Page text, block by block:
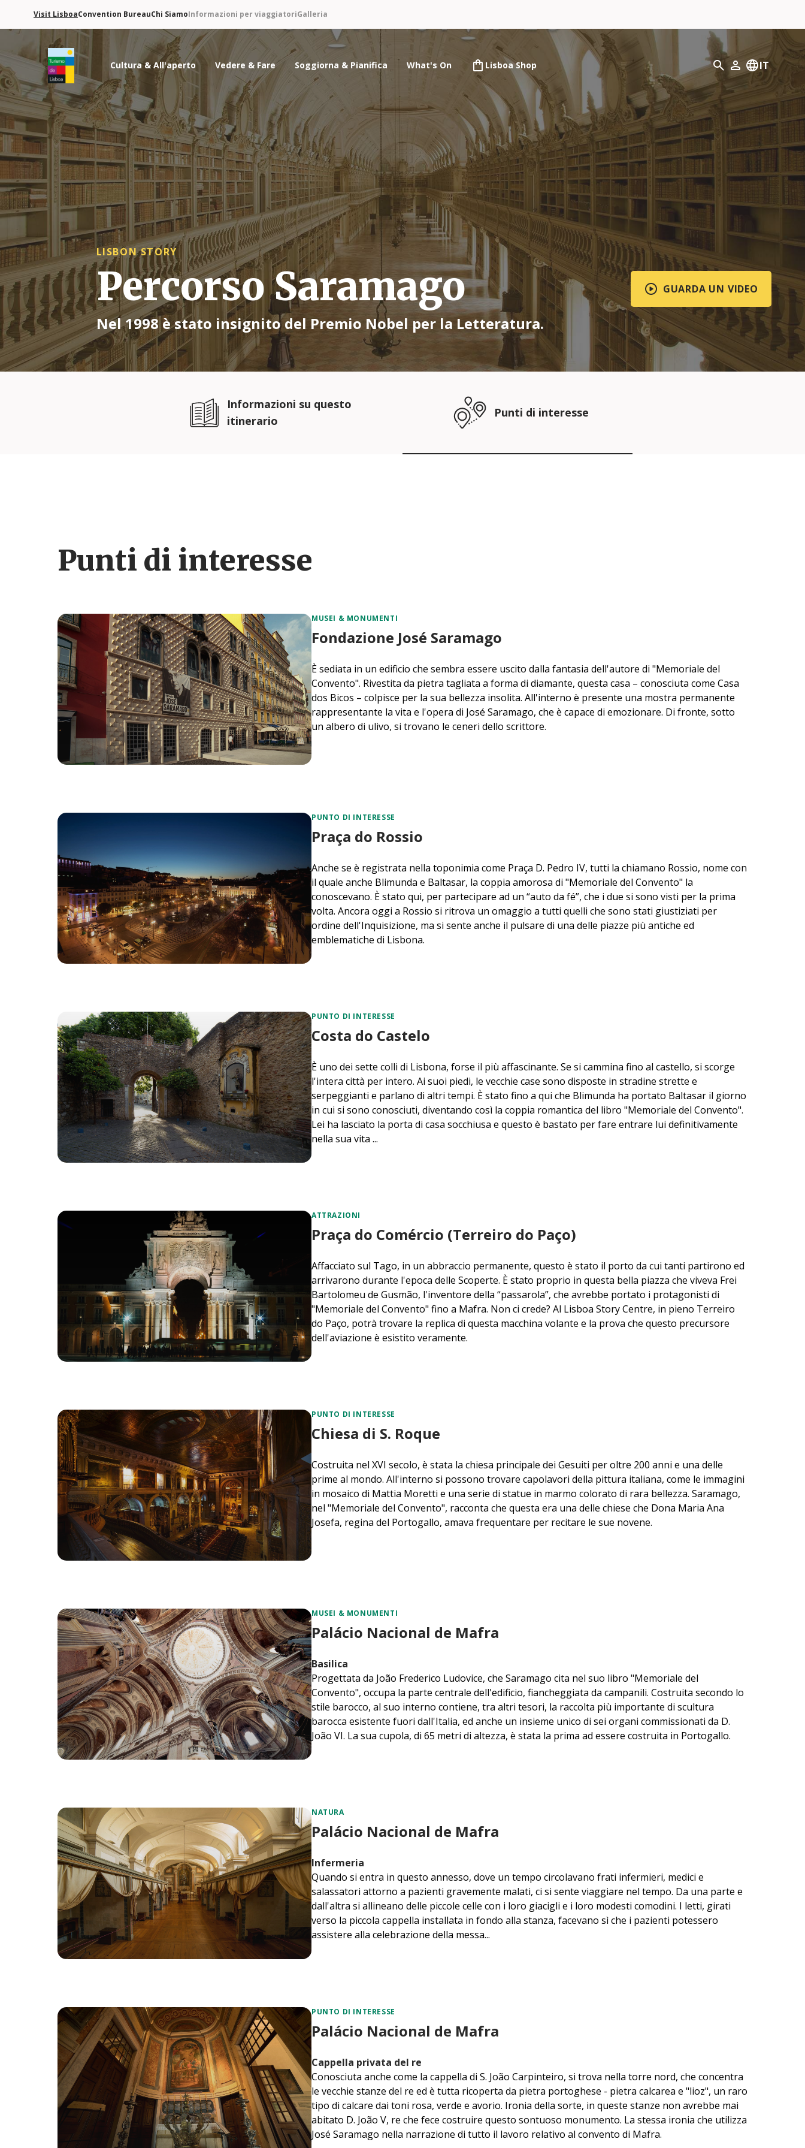
Visit LisboaConvention BureauChi SiamoInformazioni per viaggiatoriGalleria
Logo di Turismo de Lisboa
Cultura & All'aperto Vedere & Fare Soggiorna & Pianifica What's On Lisboa Shop Ricerca
Il mio profilo
IT
LISBON STORY
Percorso Saramago
Nel 1998 è stato insignito del Premio Nobel per la Letteratura.
GUARDA UN VIDEO
Informazioni su questo
itinerario
Punti di interesse
Punti di interesse
MUSEI & MONUMENTI
Fondazione José Saramago
È sediata in un edificio che sembra essere uscito dalla fantasia dell'autore di "Memoriale del
Convento". Rivestita da pietra tagliata a forma di diamante, questa casa – conosciuta come Casa
dos Bicos – colpisce per la sua bellezza insolita. All'interno è presente una mostra permanente
rappresentante la vita e l'opera di José Saramago, che è capace di emozionare. Di fronte, sotto
un albero di ulivo, si trovano le ceneri dello scrittore.
PUNTO DI INTERESSE
Praça do Rossio
Anche se è registrata nella toponimia come Praça D. Pedro IV, tutti la chiamano Rossio, nome con
il quale anche Blimunda e Baltasar, la coppia amorosa di "Memoriale del Convento" la
conoscevano. È stato qui, per partecipare ad un “auto da fé”, che i due si sono visti per la prima
volta. Ancora oggi a Rossio si ritrova un omaggio a tutti quelli che sono stati giustiziati per
ordine dell'Inquisizione, ma si sente anche il pulsare di una delle piazze più antiche ed
emblematiche di Lisbona.
PUNTO DI INTERESSE
Costa do Castelo
È uno dei sette colli di Lisbona, forse il più affascinante. Se si cammina fino al castello, si scorge
l'intera città per intero. Ai suoi piedi, le vecchie case sono disposte in stradine strette e
serpeggianti e parlano di altri tempi. È stato fino a qui che Blimunda ha portato Baltasar il giorno
in cui si sono conosciuti, diventando così la coppia romantica del libro "Memoriale del Convento".
Lei ha lasciato la porta di casa socchiusa e questo è bastato per fare entrare lui definitivamente
nella sua vita ...
ATTRAZIONI
Praça do Comércio (Terreiro do Paço)
Affacciato sul Tago, in un abbraccio permanente, questo è stato il porto da cui tanti partirono ed
arrivarono durante l'epoca delle Scoperte. È stato proprio in questa bella piazza che viveva Frei
Bartolomeu de Gusmão, l'inventore della “passarola”, che avrebbe portato i protagonisti di
"Memoriale del Convento" fino a Mafra. Non ci crede? Al Lisboa Story Centre, in pieno Terreiro
do Paço, potrà trovare la replica di questa macchina volante e la prova che questo precursore
dell'aviazione è esistito veramente.
PUNTO DI INTERESSE
Chiesa di S. Roque
Costruita nel XVI secolo, è stata la chiesa principale dei Gesuiti per oltre 200 anni e una delle
prime al mondo. All'interno si possono trovare capolavori della pittura italiana, come le immagini
in mosaico di Mattia Moretti e una serie di statue in marmo colorato di rara bellezza. Saramago,
nel "Memoriale del Convento", racconta che questa era una delle chiese che Dona Maria Ana
Josefa, regina del Portogallo, amava frequentare per recitare le sue novene.
MUSEI & MONUMENTI
Palácio Nacional de Mafra
Basilica
Progettata da João Frederico Ludovice, che Saramago cita nel suo libro "Memoriale del
Convento", occupa la parte centrale dell'edificio, fiancheggiata da campanili. Costruita secondo lo
stile barocco, al suo interno contiene, tra altri tesori, la raccolta più importante di scultura
barocca esistente fuori dall'Italia, ed anche un insieme unico di sei organi commissionati da D.
João VI. La sua cupola, di 65 metri di altezza, è stata la prima ad essere costruita in Portogallo.
NATURA
Palácio Nacional de Mafra
Infermeria
Quando si entra in questo annesso, dove un tempo circolavano frati infermieri, medici e
salassatori attorno a pazienti gravemente malati, ci si sente viaggiare nel tempo. Da una parte e
dall'altra si allineano delle piccole celle con i loro giacigli e i loro modesti comodini. I letti, girati
verso la piccola cappella installata in fondo alla stanza, facevano sì che i pazienti potessero
assistere alla celebrazione della messa...
PUNTO DI INTERESSE
Palácio Nacional de Mafra
Cappella privata del re
Conosciuta anche come la cappella di S. João Carpinteiro, si trova nella torre nord, che concentra
le vecchie stanze del re ed è tutta ricoperta da pietra portoghese - pietra calcarea e "lioz", un raro
tipo di calcare dai toni rosa, verde e avorio. Ironia della sorte, in queste stanze non avrebbe mai
abitato D. João V, re che fece costruire questo sontuoso monumento. La stessa ironia che utilizza
José Saramago nella narrazione di tutto il lavoro relativo al convento di Mafra.